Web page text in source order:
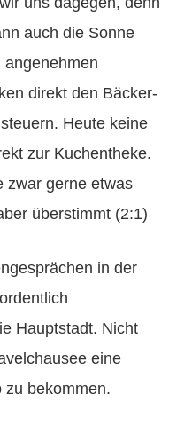
auch die Sonne
angenehmen
direkt den Bäcker-
Heute keine
zur Kuchentheke.
zwar gerne etwas
überstimmt (2:1)
in der
Hauptstadt. Nicht
eine
zu bekommen.